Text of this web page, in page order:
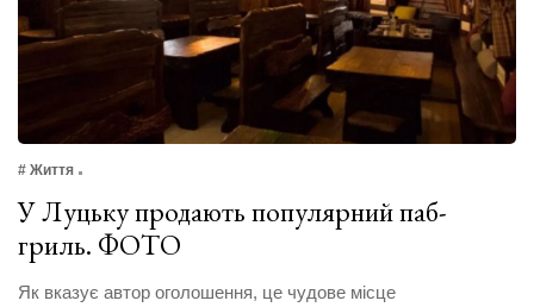
# Життя
У Луцьку продають популярний паб-
гриль. ФОТО
Як вказує автор оголошення, це чудове місце